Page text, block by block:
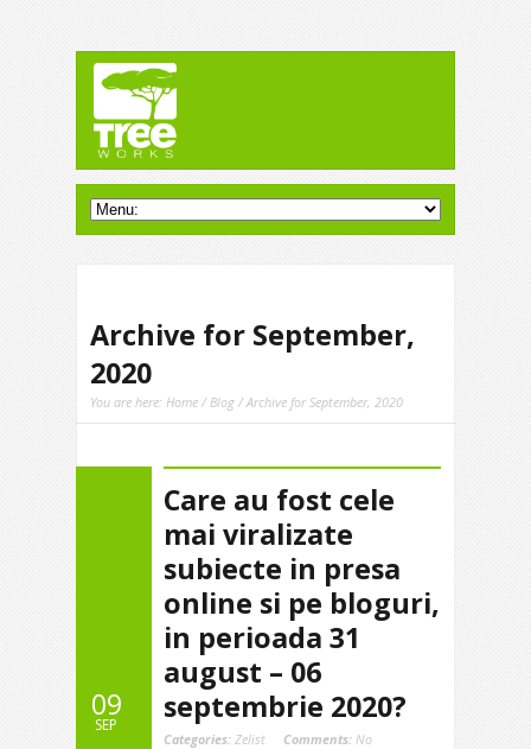
Archive for September,
2020
You are here: Home /Blog / Archive for September, 2020
09
SEP
Care au fost cele
mai viralizate
subiecte in presa
online si pe bloguri,
in perioada 31
august – 06
septembrie 2020?
Categories: Zelist Comments: No